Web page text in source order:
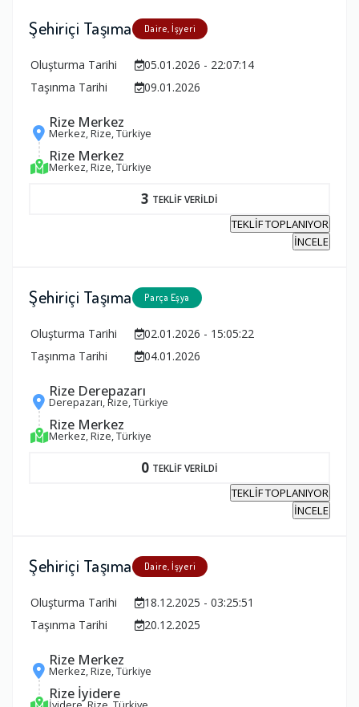
Şehiriçi Taşıma Daire, İşyeri
Oluşturma Tarihi
05.01.2026 - 22:07:14
Taşınma Tarihi
09.01.2026
Rize Merkez
Merkez, Rize, Türkiye
Rize Merkez
Merkez, Rize, Türkiye
3 TEKLİF VERİLDİ
TEKLİF TOPLANIYOR
İNCELE
Şehiriçi Taşıma Parça Eşya
Oluşturma Tarihi
02.01.2026 - 15:05:22
Taşınma Tarihi
04.01.2026
Rize Derepazarı
Derepazarı, Rize, Türkiye
Rize Merkez
Merkez, Rize, Türkiye
0 TEKLİF VERİLDİ
TEKLİF TOPLANIYOR
İNCELE
Şehiriçi Taşıma Daire, İşyeri
Oluşturma Tarihi
18.12.2025 - 03:25:51
Taşınma Tarihi
20.12.2025
Rize Merkez
Merkez, Rize, Türkiye
Rize İyidere